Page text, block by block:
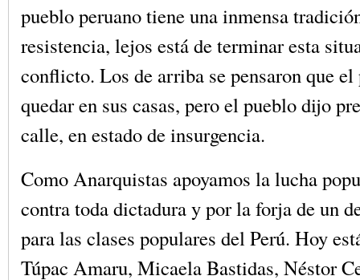
pueblo peruano tiene una inmensa
resistencia, lejos está de terminar esta
conflicto. Los de arriba se pensaron que el
quedar en sus casas, pero el pueblo dijo
calle, en estado de insurgencia.
Como Anarquistas apoyamos la lucha
contra toda dictadura y por la forja de un
para las clases populares del Perú. Hoy
Túpac Amaru, Micaela Bastidas, Néstor